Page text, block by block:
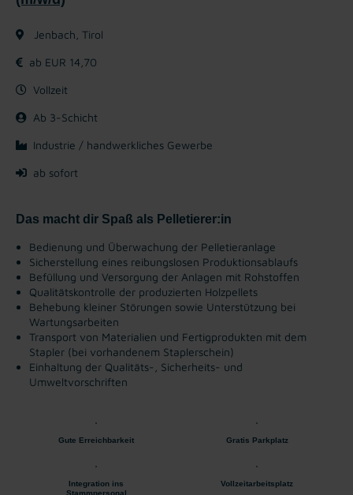
Jenbach, Tirol
ab EUR 14,70
Vollzeit
Ab 3-Schicht
Industrie / handwerkliches Gewerbe
ab sofort
Das macht dir Spaß als Pelletierer:in
Bedienung und Überwachung der Pelletieranlage
Sicherstellung eines reibungslosen Produktionsablaufs
Befüllung und Versorgung der Anlagen mit Rohstoffen
Qualitätskontrolle der produzierten Holzpellets
Behebung kleiner Störungen sowie Unterstützung bei
Wartungsarbeiten
Transport von Materialien und Fertigprodukten mit dem
Stapler (bei vorhandenem Staplerschein)
Einhaltung der Qualitäts-, Sicherheits- und
Umweltvorschriften
Gute Erreichbarkeit Gratis Parkplatz
Integration ins
Stammpersonal
Vollzeitarbeitsplatz